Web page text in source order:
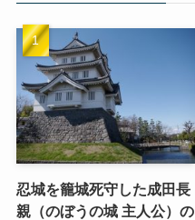
忍城を籠城死守した成田長
親（のぼうの城 主人公）の